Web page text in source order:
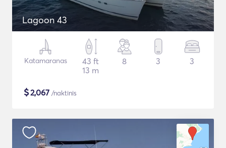
Lagoon 43
Katamaranas
43 ft
13 m
8 3 3
$2,067 /naktinis